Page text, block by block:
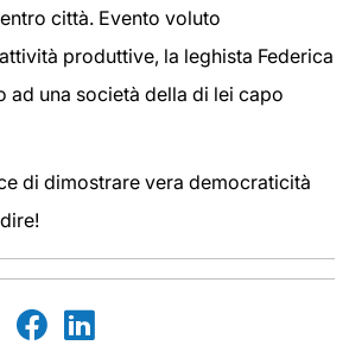
città. Evento voluto
produttive, la leghista Federica
ad una società della di lei capo
di dimostrare vera democraticità